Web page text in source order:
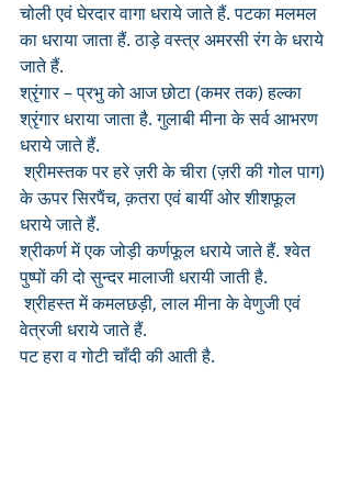
चोली एवं घेरदार वागा धराये जाते हैं. पटका मलमल
का धराया जाता हैं. ठाड़े वस्त्र अमरसी रंग के धराये
जाते हैं.
श्रृंगार – प्रभु को आज छोटा (कमर तक) हल्का
श्रृंगार धराया जाता है. गुलाबी मीना के सर्व आभरण
धराये जाते हैं.
श्रीमस्तक पर हरे ज़री के चीरा (ज़री की गोल पाग)
के ऊपर सिरपैंच, क़तरा एवं बायीं ओर शीशफूल
धराये जाते हैं.
श्रीकर्ण में एक जोड़ी कर्णफूल धराये जाते हैं. श्वेत
पुष्पों की दो सुन्दर मालाजी धरायी जाती है.
श्रीहस्त में कमलछड़ी, लाल मीना के वेणुजी एवं
वेत्रजी धराये जाते हैं.
पट हरा व गोटी चाँदी की आती है.